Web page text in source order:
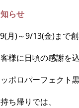
らせ
月)～9/13(金)まで創
様に日頃の感謝を
ポロパーフェクト
ち帰りでは、